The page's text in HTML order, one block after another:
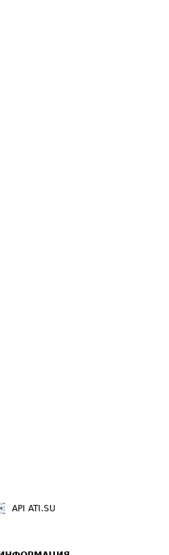
API ATI.SU